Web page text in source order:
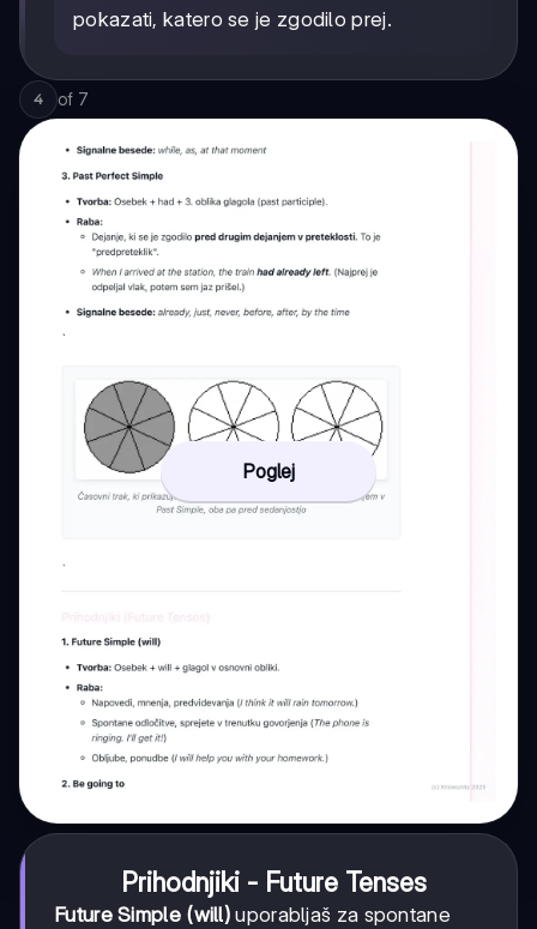
pokazati, katero se je zgodilo prej.
4 of 7
Poglej
Prihodnjiki - Future Tenses
Future Simple (will) uporabljaš za spontane